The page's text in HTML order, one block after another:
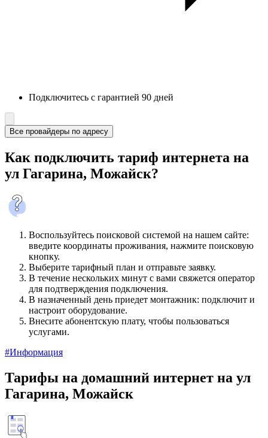
Подключитесь с гарантией 90 дней
Все провайдеры по адресу
Как подключить тариф интернета на
ул Гагарина, Можайск?
Воспользуйтесь поисковой системой на нашем сайте:
введите координаты проживания, нажмите поисковую
кнопку.
Выберите тарифный план и отправьте заявку.
В течение нескольких минут с вами свяжется оператор
для подтверждения подключения.
В назначенный день приедет монтажник: подключит и
настроит оборудование.
Внесите абонентскую плату, чтобы пользоваться
услугами.
#Информация
Тарифы на домашний интернет на ул
Гагарина, Можайск